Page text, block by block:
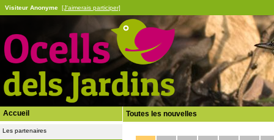
Visiteur Anonyme [J'aimerais participer]
Accueil
Les partenaires
Toutes les nouvelles